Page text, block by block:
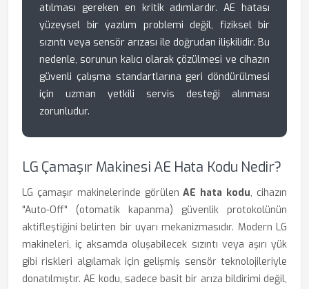
atılması gereken en kritik adımlardır. AE hatası
yüzeysel bir yazılım problemi değil, fiziksel bir
sızıntı veya sensör arızası ile doğrudan ilişkilidir. Bu
nedenle, sorunun kalıcı olarak çözülmesi ve cihazın
güvenli çalışma standartlarına geri döndürülmesi
için uzman yetkili servis desteği alınması
zorunludur.
LG Çamaşır Makinesi AE Hata Kodu Nedir?
LG çamaşır makinelerinde görülenAE hata kodu, cihazın
"Auto-Off" (otomatik kapanma) güvenlik protokolünün
aktifleştiğini belirten bir uyarı mekanizmasıdır. Modern LG
makineleri, iç aksamda oluşabilecek sızıntı veya aşırı yük
gibi riskleri algılamak için gelişmiş sensör teknolojileriyle
donatılmıştır. AE kodu, sadece basit bir arıza bildirimi değil,